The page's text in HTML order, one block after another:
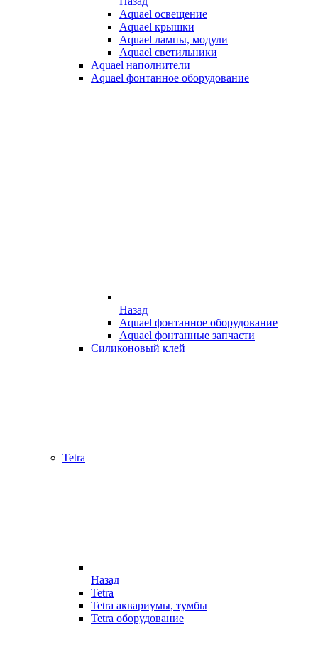
Aquael освещение
Aquael крышки
Aquael лампы, модули
Aquael светильники
Aquael наполнители
Aquael фонтанное оборудование
Назад
Aquael фонтанное оборудование
Aquael фонтанные запчасти
Силиконовый клей
Tetra
Назад
Tetra
Tetra аквариумы, тумбы
Tetra оборудование